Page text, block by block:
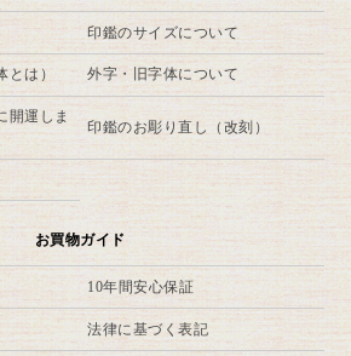
印鑑のサイズについて
は） 外字・旧字体について
開運しま
印鑑のお彫り直し（改刻）
お買物ガイド
10年間安心保証
法律に基づく表記